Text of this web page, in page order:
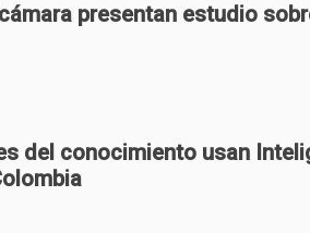
presentan estudio
del conocimiento usan